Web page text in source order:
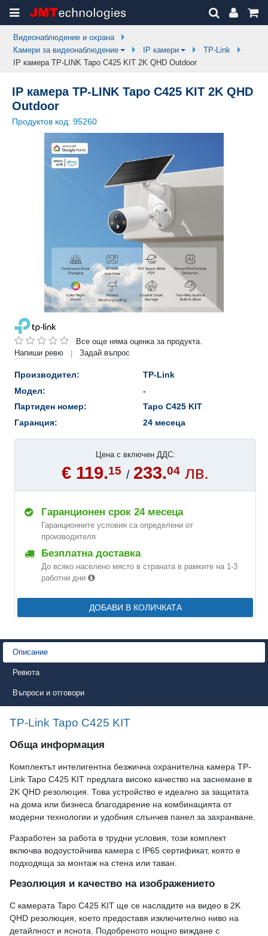
Видеонаблюдение и охрана
Камери за видеонаблюдение
IP камери
TP-Link
IP камера TP-LINK Tapo C425 KIT 2K QHD Outdoor
IP камера TP-LINK Tapo C425 KIT 2K QHD
Outdoor
Продуктов код: 95260
Все още няма оценка за продукта.
Напиши ревю
| Задай въпрос
Производител:
TP-Link
Модел:
-
Партиден номер:
Tapo C425 KIT
Гаранция:
24 месеца
Цена с включен ДДС:
€ 119.15 / 233.04 лв.
Гаранционен срок 24 месеца
Гаранционните условия са определени от
производителя
Безплатна доставка
До всяко населено място в страната в рамките на 1-3
работни дни
ДОБАВИ В КОЛИЧКАТА
Описание
Ревюта
Въпроси и отговори
TP-Link Tapo C425 KIT
Обща информация
Комплектът интелигентна безжична охранителна камера TP-
Link Tapo C425 KIT предлага високо качество на заснемане в
2K QHD резолюция. Това устройство е идеално за защитата
на дома или бизнеса благодарение на комбинацията от
модерни технологии и удобния слънчев панел за захранване.
Разработен за работа в трудни условия, този комплект
включва водоустойчива камера с IP65 сертификат, която е
подходяща за монтаж на стена или таван.
Резолюция и качество на изображението
С камерата Tapo C425 KIT ще се насладите на видео в 2K
QHD резолюция, което предоставя изключително ниво на
детайлност и яснота. Подобреното нощно виждане с